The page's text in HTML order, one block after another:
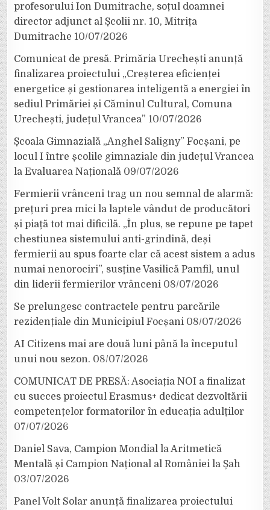
profesorului Ion Dumitrache, soțul doamnei
director adjunct al Școlii nr. 10, Mitrița
Dumitrache 10/07/2026
Comunicat de presă. Primăria Urechești anunță
finalizarea proiectului „Creșterea eficienței
energetice și gestionarea inteligentă a energiei în
sediul Primăriei și Căminul Cultural, Comuna
Urechești, județul Vrancea” 10/07/2026
Școala Gimnazială „Anghel Saligny” Focșani, pe
locul I între școlile gimnaziale din județul Vrancea
la Evaluarea Națională 09/07/2026
Fermierii vrânceni trag un nou semnal de alarmă:
prețuri prea mici la laptele vândut de producători
și piață tot mai dificilă. „În plus, se repune pe tapet
chestiunea sistemului anti-grindină, deși
fermierii au spus foarte clar că acest sistem a adus
numai nenorociri”, susține Vasilică Pamfil, unul
din liderii fermierilor vrânceni 08/07/2026
Se prelungesc contractele pentru parcările
rezidențiale din Municipiul Focșani 08/07/2026
AI Citizens mai are două luni până la începutul
unui nou sezon. 08/07/2026
COMUNICAT DE PRESĂ: Asociația NOI a finalizat
cu succes proiectul Erasmus+ dedicat dezvoltării
competențelor formatorilor în educația adulților
07/07/2026
Daniel Sava, Campion Mondial la Aritmetică
Mentală și Campion Național al României la Șah
03/07/2026
Panel Volt Solar anunță finalizarea proiectului